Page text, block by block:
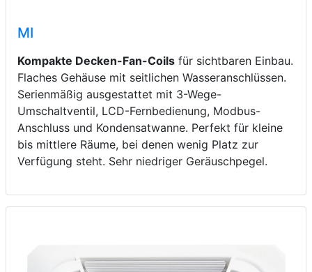
MI
Kompakte Decken-Fan-Coils für sichtbaren Einbau.
Flaches Gehäuse mit seitlichen Wasseranschlüssen.
Serienmäßig ausgestattet mit 3-Wege-
Umschaltventil, LCD-Fernbedienung, Modbus-
Anschluss und Kondensatwanne. Perfekt für kleine
bis mittlere Räume, bei denen wenig Platz zur
Verfügung steht. Sehr niedriger Geräuschpegel.